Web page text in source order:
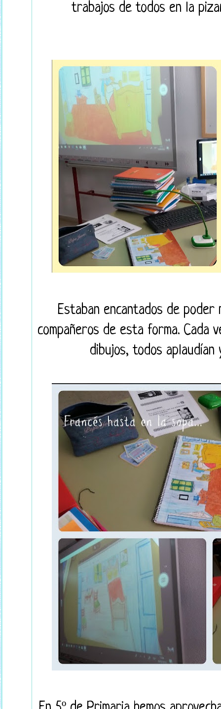
trabajos de todos en la
Estaban encantados de
compañeros de esta forma. Cada
dibujos, todos